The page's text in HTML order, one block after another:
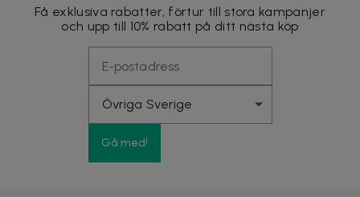
Få exklusiva rabatter, förtur till stora kampanjer
och upp till 10% rabatt på ditt nästa köp
Gå med!